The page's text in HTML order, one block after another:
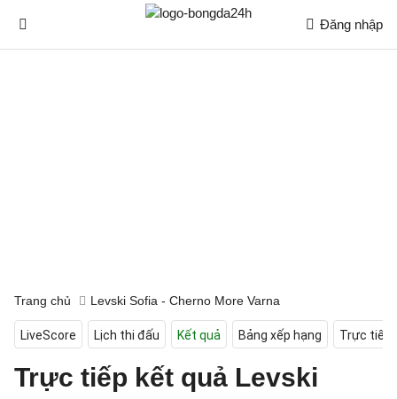
Đăng nhập
Trang chủ Levski Sofia - Cherno More Varna
LiveScore Lịch thi đấu Kết quả Bảng xếp hạng Trực tiếp
Trực tiếp kết quả Levski